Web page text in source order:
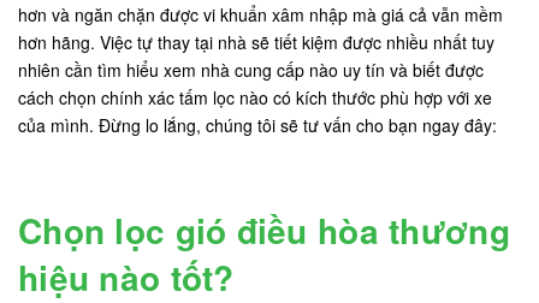
hơn và ngăn chặn được vi khuẩn xâm nhập mà giá cả vẫn mềm
hơn hãng. Việc tự thay tại nhà sẽ tiết kiệm được nhiều nhất tuy
nhiên cần tìm hiểu xem nhà cung cấp nào uy tín và biết được
cách chọn chính xác tấm lọc nào có kích thước phù hợp với xe
của mình. Đừng lo lắng, chúng tôi sẽ tư vấn cho bạn ngay đây:
Chọn lọc gió điều hòa thương
hiệu nào tốt?